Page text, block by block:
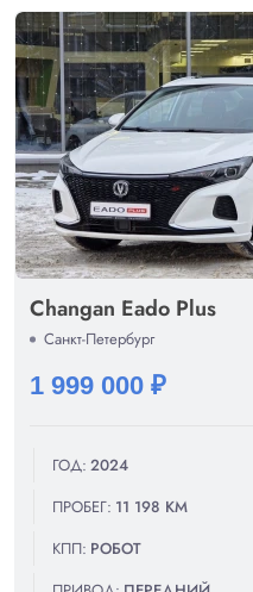
Changan Eado Plus
Санкт-Петербург
1 999 000 ₽
ГОД: 2024
ПРОБЕГ: 11 198 КМ
КПП: РОБОТ